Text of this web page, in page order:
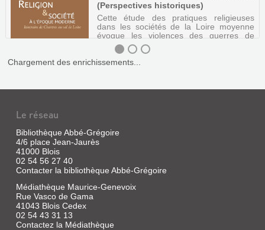
(Perspectives historiques)
Cette étude des pratiques religieuses
dans les sociétés de la Loire moyenne
évoque les violences des guerres de
Religion en Beauce, dans le Perche, dans
l'Orléanais, le Blésois et la Touraine,
auxquelles succéda la coexistence ent...
RELIGION
SOCIÉTÉ
À
L'ÉPOQUE
MODERNE
:
ITINÉRAIR...
Livre
Sauzet,
Chargement des enrichissements...
Le réseau
Bibliothèque Abbé-Grégoire
4/6 place Jean-Jaurès
41000 Blois
02 54 56 27 40
Contacter la bibliothèque Abbé-Grégoire
Médiathèque Maurice-Genevoix
Rue Vasco de Gama
41043 Blois Cedex
02 54 43 31 13
Contactez la Médiathèque